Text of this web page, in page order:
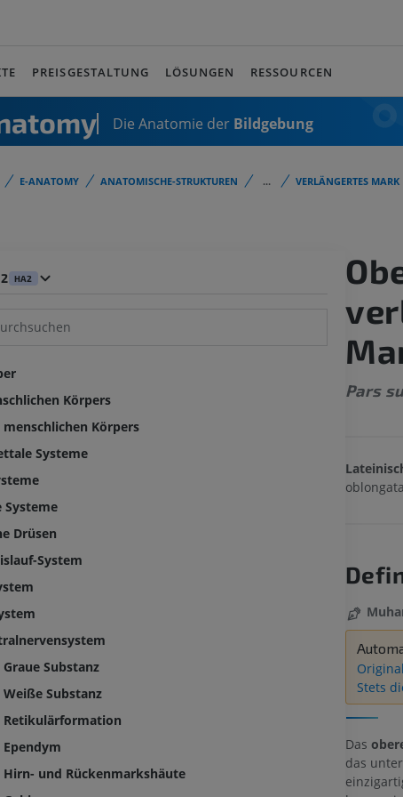
PREISGESTALTUNG LÖSUNGEN RESSOURCEN
Die Anatomie der Bildgebung
E-ANATOMY ANATOMISCHE-STRUKTUREN ... VERLÄNGERTES MARK
HA2
Körpers
menschlichen Körpers
Systeme
Systeme
Drüsen
System
Graue Substanz
Weiße Substanz
Retikulärformation
Ependym
Hirn- und Rückenmarkshäute
Pars
Stets
Das
das